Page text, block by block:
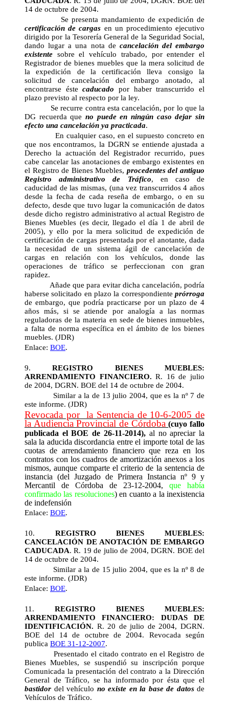
14 de octubre de 2004.
Se presenta mandamiento de expedición de
certificación de cargas en un procedimiento ejecutivo
dirigido por la Tesorería General de la Seguridad Social,
dando lugar a una nota de cancelación del embargo
existente sobre el vehículo trabado, por entender el
Registrador de bienes muebles que la mera solicitud de
la expedición de la certificación lleva consigo la
solicitud de cancelación del embargo anotado, al
encontrarse éstecaducado por haber transcurrido el
plazo previsto al respecto por la ley.
Se recurre contra esta cancelación, por lo que la
DG recuerda que no puede en ningún caso dejar sin
efecto una cancelación ya practicada.
En cualquier caso, en el supuesto concreto en
que nos encontramos, la DGRN se entiende ajustada a
Derecho la actuación del Registrador recurrido, pues
cabe cancelar las anotaciones de embargo existentes en
el Registro de Bienes Muebles, procedentes del antiguo
Registro administrativo de Tráfico, en caso de
caducidad de las mismas, (una vez transcurridos 4 años
desde la fecha de cada reseña de embargo, o en su
defecto, desde que tuvo lugar la comunicación de datos
desde dicho registro administrativo al actual Registro de
Bienes Muebles (es decir, llegado el día 1 de abril de
2005), y ello por la mera solicitud de expedición de
certificación de cargas presentada por el anotante, dada
la necesidad de un sistema ágil de cancelación de
cargas en relación con los vehículos, donde las
operaciones de tráfico se perfeccionan con gran
rapidez.
Añade que para evitar dicha cancelación, podría
haberse solicitado en plazo la correspondiente prórroga
de embargo, que podría practicarse por un plazo de 4
años más, si se atiende por analogía a las normas
reguladoras de la materia en sede de bienes inmuebles,
a falta de norma específica en el ámbito de los bienes
muebles. (JDR)
Enlace: BOE.
9.REGISTRO BIENES MUEBLES:
ARRENDAMIENTO FINANCIERO.R. 16 de julio
de 2004, DGRN. BOE del 14 de octubre de 2004.
Similar a la de 13 julio 2004, que es la nº 7 de
este informe. (JDR)
Revocada por la Sentencia de 10-6-2005 de
la Audiencia Provincial de Córdoba(cuyo fallo
publicada el BOE de 26-11-2014), al no apreciar la
sala la aducida discordancia entre el importe total de las
cuotas de arrendamiento financiero que reza en los
contratos con los cuadros de amortización anexos a los
mismos,aunque comparte el criterio de la sentencia de
instancia (del Juzgado de Primera Instancia nº 9 y
Mercantil de Córdoba de 23-12-2004, que había
confirmado las resoluciones)en cuanto a la inexistencia
de indefensión
Enlace: BOE.
10. REGISTRO BIENES MUEBLES:
CANCELACIÓN DE ANOTACIÓN DE EMBARGO
CADUCADA. R. 19 de julio de 2004, DGRN. BOE del
14 de octubre de 2004.
Similar a la de 15 julio 2004, que es la nº 8 de
este informe. (JDR)
Enlace: BOE.
11. REGISTRO BIENES MUEBLES:
ARRENDAMIENTO FINANCIERO: DUDAS DE
IDENTIFICACIÓN. R. 20 de julio de 2004, DGRN.
BOE del 14 de octubre de 2004. Revocada según
publica BOE 31-12-2007.
Presentado el citado contrato en el Registro de
Bienes Muebles, se suspendió su inscripción porque
Comunicada la presentación del contrato a la Dirección
General de Tráfico, se ha informado por ésta que el
bastidor del vehículo no existe en la base de datosde
Vehículos de Tráfico.